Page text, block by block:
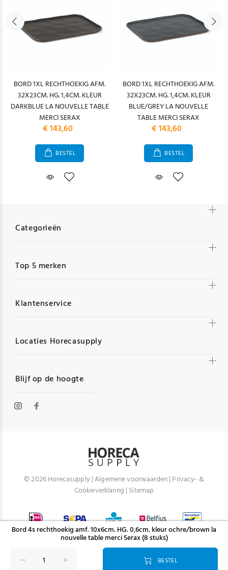
BORD 1XL RECHTHOEKIG AFM.
32X23CM. HG. 1,4CM. KLEUR
DARKBLUE LA NOUVELLE TABLE
MERCI SERAX
€ 143,60
BESTEL
BORD 1XL RECHTHOEKIG AFM.
32X23CM. HG. 1,4CM. KLEUR
BLUE/GREY LA NOUVELLE
TABLE MERCI SERAX
€ 143,60
BESTEL
Bord 4s rechthoekig amf. 10x6cm. HG. 0,6cm. kleur ochre/brown la
nouvelle table merci Serax (8 stuks)
BESTEL
Blijf op de hoogte
Categorieën
Top 5 merken
Klantenservice
Locaties Horecasupply
© 2026 Horecasupply |Algemene voorwaarden| Privacy- &
Cookieverklaring | Sitemap